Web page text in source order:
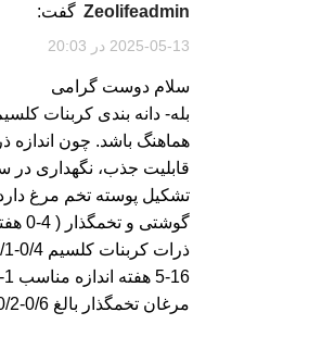
zeolifeadmin گفت:
2025-05-13 در 20:03
سلام دوست گرامی
بله- دانه بندی کربنات
هماهنگ باشد. چون اندازه
قابلیت جذب، نگهداری در
تشکیل پوسته تخم مرغ
مرغان تخمگذار بالغ 0/6-0/2 می باشد.